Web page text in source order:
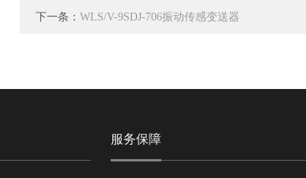
下一条： WLS/V-9SDJ-706振动传感变送器
服务保障